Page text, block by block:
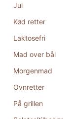
Jul
Kød retter
Laktosefri
Mad over bål
Morgenmad
Ovnretter
På grillen